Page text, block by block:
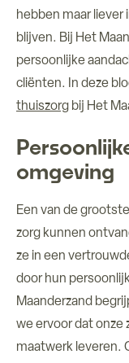
Verhuur ruimtes
Contact
hebben maar
blijven. Bij Het
persoonlijke
cliënten. In deze
thuiszorg bij Het
omgeving
Een van de
zorg kunnen
ze in een
door hun
Maanderzand
we ervoor dat onze
maatwerk leveren.